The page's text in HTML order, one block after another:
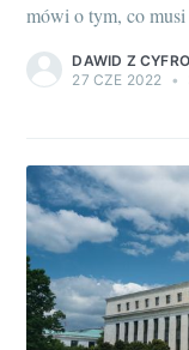
mówi o tym, co musi
DAWID Z
27 CZE 2022
•